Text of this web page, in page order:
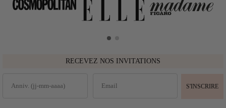
RECEVEZ NOS INVITATIONS
S'INSCRIRE